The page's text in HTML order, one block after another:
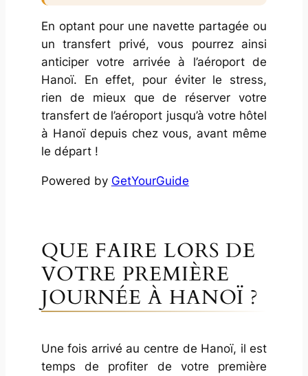
En optant pour une navette partagée ou
un transfert privé, vous pourrez ainsi
anticiper votre arrivée à l’aéroport de
Hanoï. En effet, pour éviter le stress,
rien de mieux que de réserver votre
transfert de l’aéroport jusqu’à votre hôtel
à Hanoï depuis chez vous, avant même
le départ !
Powered by GetYourGuide
QUE FAIRE LORS DE
VOTRE PREMIÈRE
JOURNÉE À HANOÏ ?
Une fois arrivé au centre de Hanoï, il est
temps de profiter de votre première